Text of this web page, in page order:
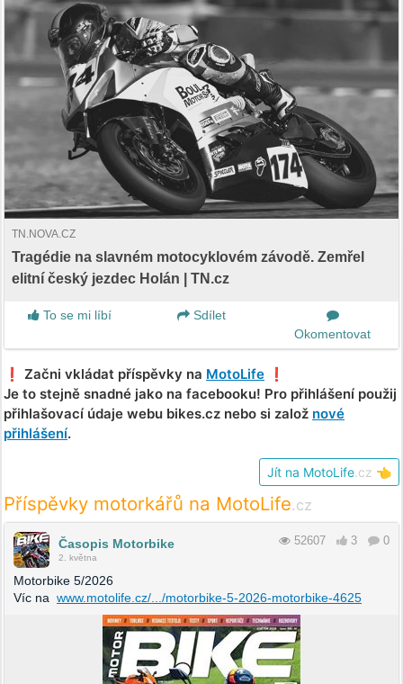
TN.NOVA.CZ
Tragédie na slavném motocyklovém závodě. Zemřel
elitní český jezdec Holán | TN.cz
To se mi líbí
Sdílet
Okomentovat
❗️ Začni vkládat příspěvky na MotoLife ❗️
Je to stejně snadné jako na facebooku! Pro přihlášení použij
přihlašovací údaje webu bikes.cz nebo si založ nové
přihlášení.
Jít na MotoLife .cz 👈
Příspěvky motorkářů na MotoLife.cz
Časopis Motorbike
2. května
52607 3 0
Motorbike 5/2026
Víc na www.motolife.cz/.../motorbike-5-2026-motorbike-4625